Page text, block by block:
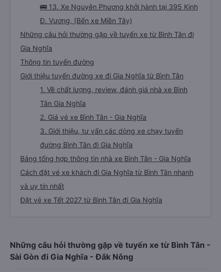
🚌 13. Xe Nguyên Phương khởi hành tại 395 Kinh
Đ. Vương, (Bến xe Miền Tây)
Những câu hỏi thường gặp về tuyến xe từ Bình Tân đi
Gia Nghĩa
Thông tin tuyến đường
Giới thiệu tuyến đường xe đi Gia Nghĩa từ Bình Tân
1. Về chất lượng, review, đánh giá nhà xe Bình
Tân Gia Nghĩa
2. Giá vé xe Bình Tân - Gia Nghĩa
3. Giới thiệu, tư vấn các dòng xe chạy tuyến
đường Bình Tân đi Gia Nghĩa
Bảng tổng hợp thông tin nhà xe Bình Tân - Gia Nghĩa
Cách đặt vé xe khách đi Gia Nghĩa từ Bình Tân nhanh
và uy tín nhất
Đặt vé xe Tết 2027 từ Bình Tân đi Gia Nghĩa
Những câu hỏi thường gặp về tuyến xe từ Bình Tân -
Sài Gòn đi Gia Nghĩa - Đắk Nông